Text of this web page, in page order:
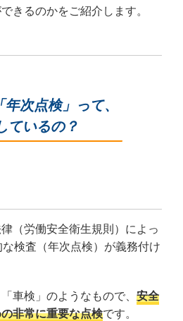
きるのかをご紹介します。
年次点検」って、
ているの？
（労働安全衛生規則）によっ
検査（年次点検）が義務付け
車検」のようなもので、 安全
非常に重要な点検です。